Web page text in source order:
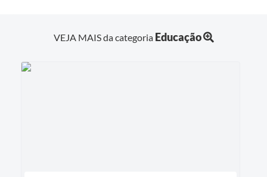
VEJA MAIS da categoria Educação